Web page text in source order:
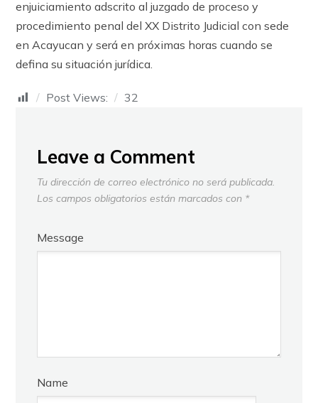
enjuiciamiento adscrito al juzgado de proceso y
procedimiento penal del XX Distrito Judicial con sede
en Acayucan y será en próximas horas cuando se
defina su situación jurídica.
Post Views: 32
Leave a Comment
Tu dirección de correo electrónico no será publicada.
Los campos obligatorios están marcados con *
Message
Name